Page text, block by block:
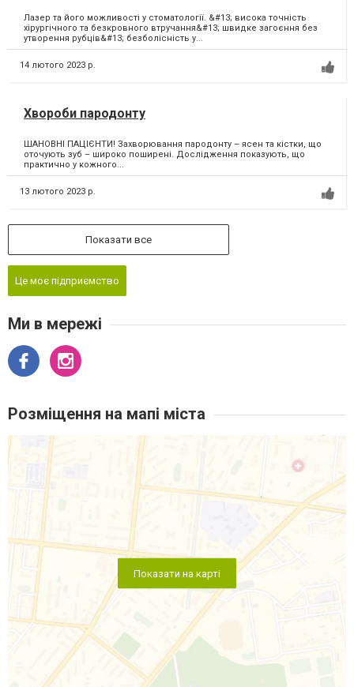
Лазер та його можливості у стоматології. &#13; висока точність
хірургічного та безкровного втручання&#13; швидке загоєння без
утворення рубців&#13; безболісність у...
14 лютого 2023 р.
Хвороби пародонту
ШАНОВНІ ПАЦІЄНТИ! Захворювання пародонту – ясен та кістки, що
оточують зуб – широко поширені. Дослідження показують, що
практично у кожного...
13 лютого 2023 р.
Показати все
Це моє підприємство
Ми в мережі
Розміщення на мапі міста
Показати на карті